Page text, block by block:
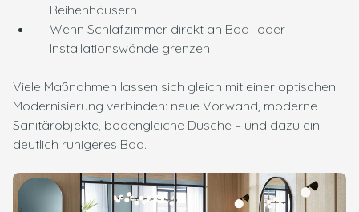
Reihenhäusern
Wenn Schlafzimmer direkt an Bad- oder
Installationswände grenzen
Viele Maßnahmen lassen sich gleich mit einer optischen
Modernisierung verbinden: neue Vorwand, moderne
Sanitärobjekte, bodengleiche Dusche – und dazu ein
deutlich ruhigeres Bad.